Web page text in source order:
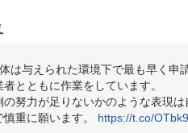
は与えられた環境下で最も早く申
とともに作業をしています。
の努力が足りないかのような表現
重に願います。 https://t.co/